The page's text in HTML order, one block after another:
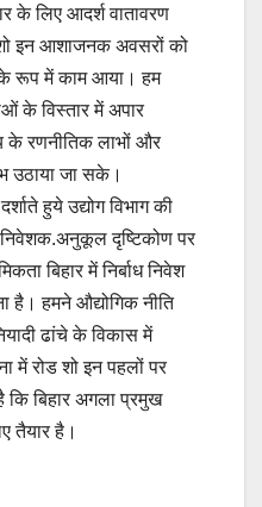
के लिए आदर्श वातावरण
शो इन आशाजनक अवसरों को
रूप में काम आया। हम
के विस्तार में अपार
के रणनीतिक लाभों और
उठाया जा सके।
हुये उद्योग विभाग की
दृष्टिकोण पर
बिहार में निर्बाध निवेश
है। हमने औद्योगिक नीति
ढांचे के विकास में
में रोड शो इन पहलों पर
कि बिहार अगला प्रमुख
तैयार है।